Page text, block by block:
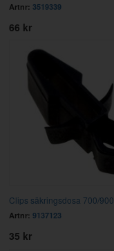
Artnr: 3519339
66 kr
Clips säkringsdosa 700/900
Artnr: 9137123
35 kr